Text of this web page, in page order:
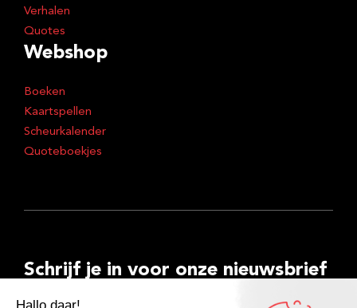
Verhalen
Quotes
Webshop
Boeken
Kaartspellen
Scheurkalender
Quoteboekjes
Schrijf je in voor onze nieuwsbrief